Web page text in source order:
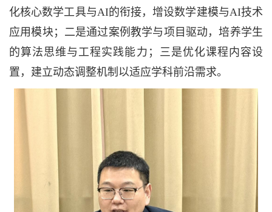
化核心数学工具与AI的衔接，增设数学建模与AI技术
应用模块；二是通过案例教学与项目驱动，培养学生
的算法思维与工程实践能力；三是优化课程内容设
置，建立动态调整机制以适应学科前沿需求。